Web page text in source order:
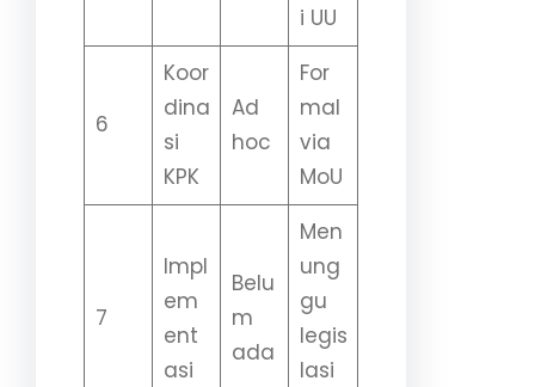
i UU
6
Koor
dina
si
KPK
Ad
hoc
For
mal
via
MoU
7
Impl
em
ent
asi
Belu
m
ada
Men
ung
gu
legis
lasi